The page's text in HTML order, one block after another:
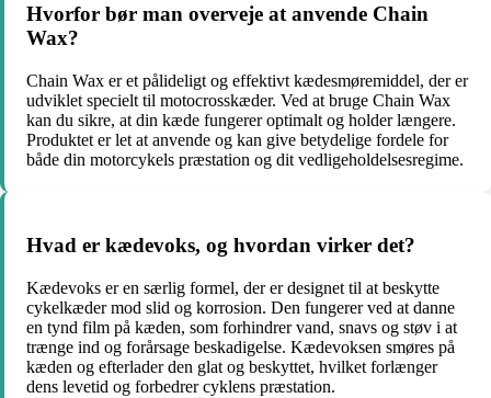
Hvorfor bør man overveje at anvende Chain
Wax?
Chain Wax er et pålideligt og effektivt kædesmøremiddel, der er
udviklet specielt til motocrosskæder. Ved at bruge Chain Wax
kan du sikre, at din kæde fungerer optimalt og holder længere.
Produktet er let at anvende og kan give betydelige fordele for
både din motorcykels præstation og dit vedligeholdelsesregime.
Hvad er kædevoks, og hvordan virker det?
Kædevoks er en særlig formel, der er designet til at beskytte
cykelkæder mod slid og korrosion. Den fungerer ved at danne
en tynd film på kæden, som forhindrer vand, snavs og støv i at
trænge ind og forårsage beskadigelse. Kædevoksen smøres på
kæden og efterlader den glat og beskyttet, hvilket forlænger
dens levetid og forbedrer cyklens præstation.